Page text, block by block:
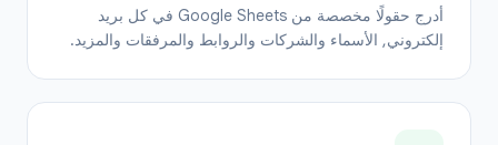
أدرج حقولًا مخصصة من Google Sheets في كل بريد
إلكتروني, الأسماء والشركات والروابط والمرفقات والمزيد.